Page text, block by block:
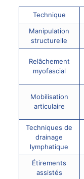
Technique
Manipulation
structurelle
Relâchement
myofascial
Mobilisation
articulaire
Techniques de
drainage
lymphatique
Étirements
assistés